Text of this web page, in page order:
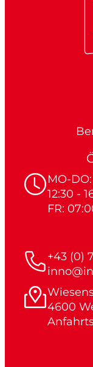
MO-
12:30 -
FR:
+43 (0)
4600